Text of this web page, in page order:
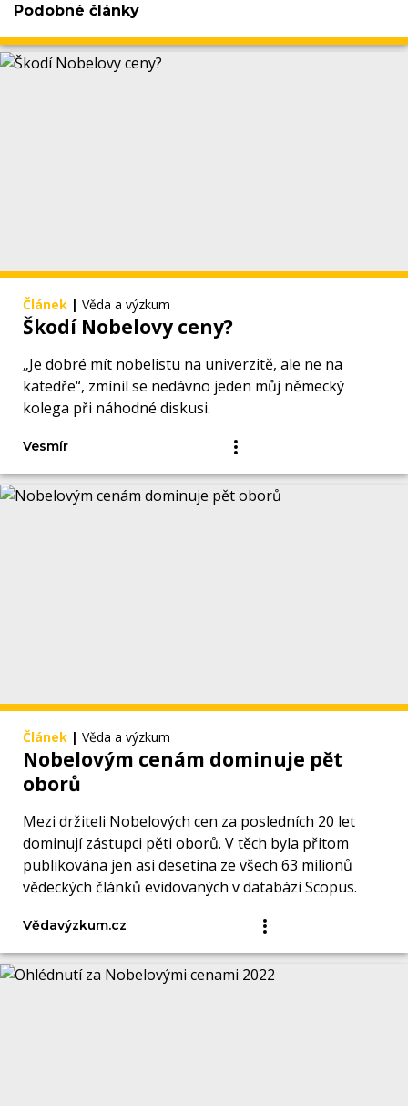
Podobné články
Článek | Věda a výzkum
Škodí Nobelovy ceny?
„Je dobré mít nobelistu na univerzitě, ale ne na
katedře“, zmínil se nedávno jeden můj německý
kolega při náhodné diskusi.
Vesmír
Článek | Věda a výzkum
Nobelovým cenám dominuje pět
oborů
Mezi držiteli Nobelových cen za posledních 20 let
dominují zástupci pěti oborů. V těch byla přitom
publikována jen asi desetina ze všech 63 milionů
vědeckých článků evidovaných v databázi Scopus.
Vědavýzkum.cz